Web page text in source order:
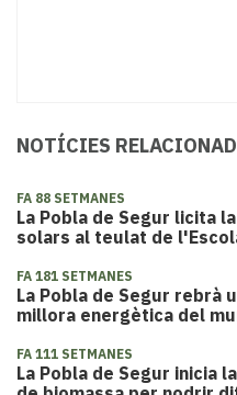
NOTÍCIES
FA 88 SETMANES
La Pobla de Segur licita
solars al teulat de
FA 181 SETMANES
La Pobla de Segur rebrà
millora energètica del
FA 111 SETMANES
La Pobla de Segur inicia